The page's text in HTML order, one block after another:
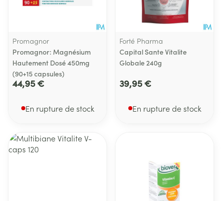
Promagnor
Promagnor: Magnésium
Hautement Dosé 450mg
(90+15 capsules)
44,95 €
En rupture de stock
Forté Pharma
Capital Sante Vitalite
Globale 240g
39,95 €
En rupture de stock